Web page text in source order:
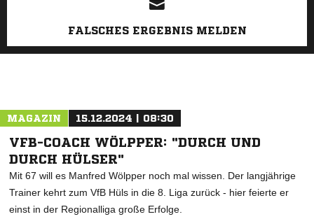
FALSCHES ERGEBNIS MELDEN
MAGAZIN 15.12.2024 | 08:30
VFB-COACH WÖLPPER: "DURCH UND
DURCH HÜLSER"
Mit 67 will es Manfred Wölpper noch mal wissen. Der langjährige
Trainer kehrt zum VfB Hüls in die 8. Liga zurück - hier feierte er
einst in der Regionalliga große Erfolge.